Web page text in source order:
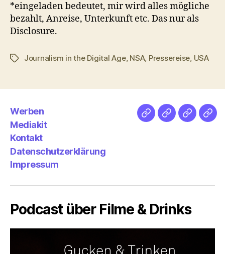
*eingeladen bedeutet, mir wird alles mögliche
bezahlt, Anreise, Unterkunft etc. Das nur als
Disclosure.
Schlagwörter
Journalism in the Digital Age, NSA, Pressereise USA
Werben
Mediakit
Kontakt
Datenschutzerklärung
Impressum
NetzMedien
Podcast über Filme & Drinks